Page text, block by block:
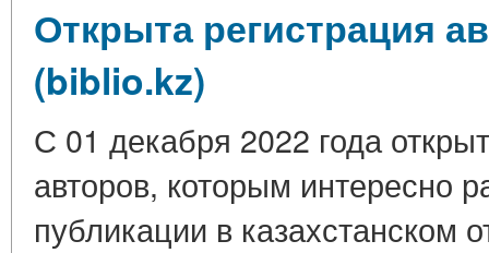
Открыта регистрация
(biblio.kz)
С 01 декабря 2022 года
авторов, которым интересно
публикации в казахстанском